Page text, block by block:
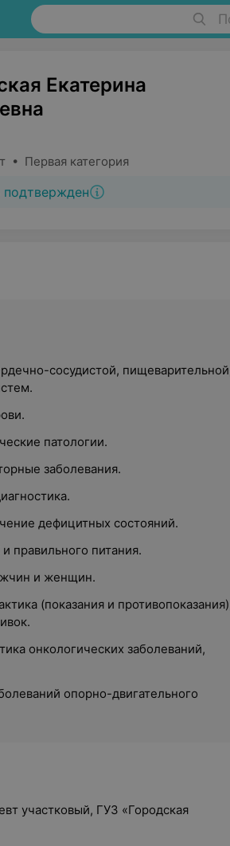
Екатерина
• Первая категория
сосудистой,
патологии.
заболевания.
дефицитных состояний.
правильного питания.
и женщин.
(показания и
онкологических заболеваний,
опорно-двигательного
участковый, ГУЗ «Городская